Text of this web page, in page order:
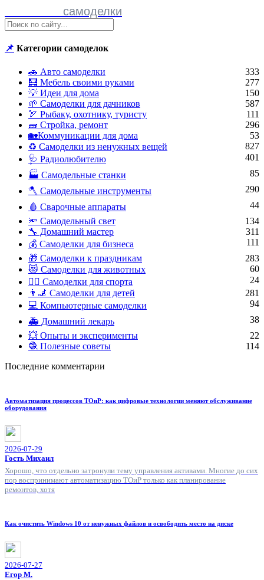
самоделки
📌 Категории самоделок
🚗 Авто самоделки
333
🧮 Мебель своими руками
277
💡 Идеи для дома
150
🌱 Самоделки для дачников
587
🏹 Рыбаку, охотнику, туристу
111
🧱 Стройка, ремонт
296
🏡Коммуникации для дома
53
♻ Самоделки из ненужных вещей
827
🩺 Радиолюбителю
401
🏭 Самодельные станки
85
🪓 Самодельные инструменты
290
🩸 Сварочные аппараты
44
🔦 Самодельный свет
134
🔧 Домашний мастер
311
💰 Самоделки для бизнеса
111
🎁 Самоделки к праздникам
283
😻 Самоделки для животных
60
🏋️‍♀️ Самоделки для спорта
24
👨‍🦼 Самоделки для детей
281
💻 Компьютерные самоделки
94
🚑 Домашний лекарь
38
💥 Опыты и эксперименты
22
🧶 Полезные советы
114
Последние комментарии
Автоматизация процессов ТОиР: как цифровые технологии меняют обслуживание
оборудования
2026-07-29
Гость Михаил
Хорошо, что отдельно затронули тему управления активами. Многие до сих
пор воспринимают автоматизацию ТОиР только как планирование
ремонтов, хотя
Как очистить Windows 10 от ненужных файлов и освободить место на диске
2026-07-27
Егор М.